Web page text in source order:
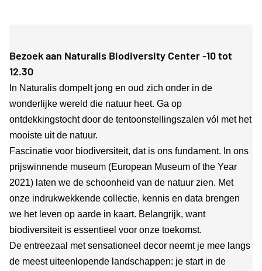
Bezoek aan Naturalis Biodiversity Center -10 tot
12.30
In Naturalis dompelt jong en oud zich onder in de
wonderlijke wereld die natuur heet. Ga op
ontdekkingstocht door de tentoonstellingszalen vól met het
mooiste uit de natuur.
Fascinatie voor biodiversiteit, dat is ons fundament. In ons
prijswinnende museum (European Museum of the Year
2021) laten we de schoonheid van de natuur zien. Met
onze indrukwekkende collectie, kennis en data brengen
we het leven op aarde in kaart. Belangrijk, want
biodiversiteit is essentieel voor onze toekomst.
De entreezaal met sensationeel decor neemt je mee langs
de meest uiteenlopende landschappen: je start in de